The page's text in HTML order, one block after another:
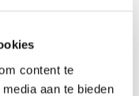
content te
aan te bieden